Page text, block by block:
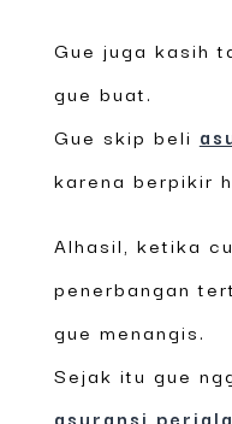
Gue juga kasih
gue buat.
Gue skip beli
karena berpikir
Alhasil, ketika
penerbangan
gue menangis.
Sejak itu gue
asuransi